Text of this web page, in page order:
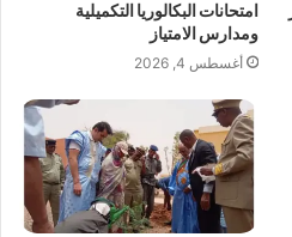
امتحانات البكالوريا التكميلية
ومدارس الامتياز
أغسطس 4, 2026